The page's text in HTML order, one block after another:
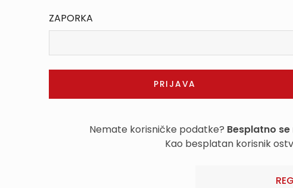
ZAPORKA
Nemate korisničke podatke? Besplatno
Kao besplatan korisnik